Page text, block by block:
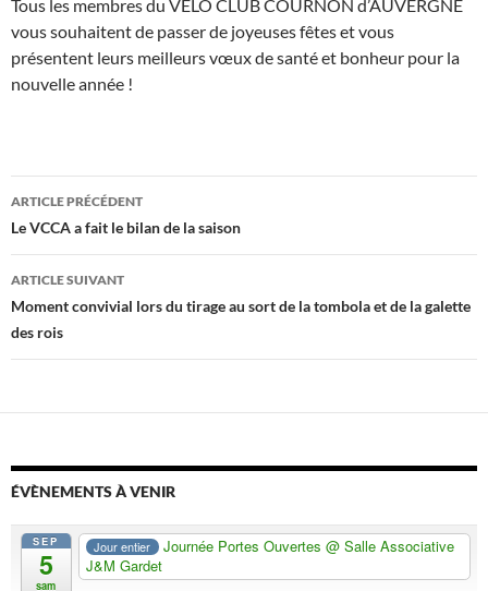
Tous les membres du VELO CLUB COURNON d’AUVERGNE
vous souhaitent de passer de joyeuses fêtes et vous
présentent leurs meilleurs vœux de santé et bonheur pour la
nouvelle année !
Navigation
des
articles
ARTICLE PRÉCÉDENT
Le VCCA a fait le bilan de la saison
ARTICLE SUIVANT
Moment convivial lors du tirage au sort de la tombola et de la galette
des rois
ÉVÈNEMENTS À VENIR
SEP
5
sam
Jour entier Journée Portes Ouvertes@ Salle Associative
J&M Gardet